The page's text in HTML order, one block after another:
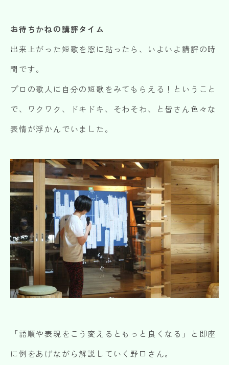
お待ちかねの講評タイム
出来上がった短歌を窓に貼ったら、いよいよ講評の時
間です。
プロの歌人に自分の短歌をみてもらえる！ということ
で、ワクワク、ドキドキ、そわそわ、と皆さん色々な
表情が浮かんでいました。
「語順や表現をこう変えるともっと良くなる」と即座
に例をあげながら解説していく野口さん。